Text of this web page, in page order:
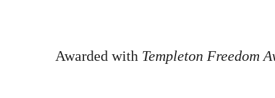
Awarded with Templeton Freedom